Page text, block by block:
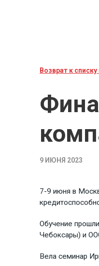
Возврат к
9 ИЮНЯ 2023
7-9 июня в
Обучение
Чебоксары) и
Вела семинар